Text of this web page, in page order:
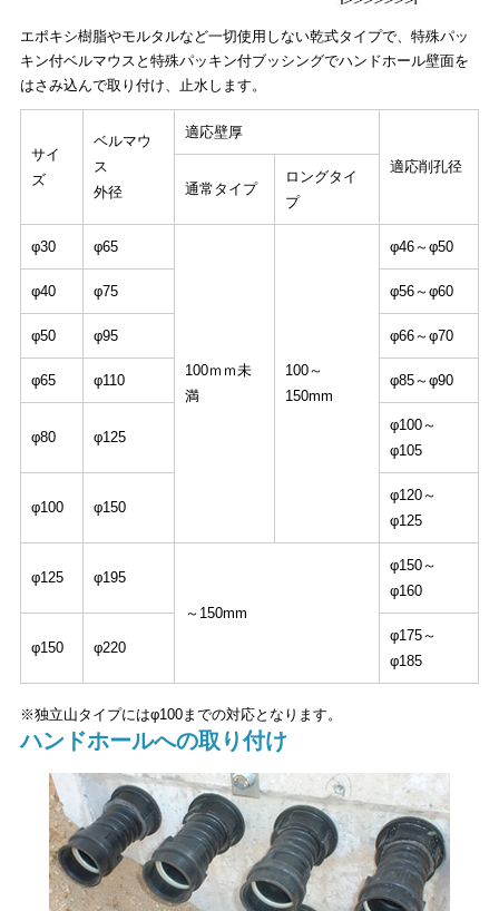
エポキシ樹脂やモルタルなど一切使用しない乾式タイプで、特殊パッ
キン付ベルマウスと特殊パッキン付ブッシングでハンドホール壁面を
はさみ込んで取り付け、止水します。
サイ
ズ
ベルマウ
ス
外径
適応壁厚
適応削孔径
通常タイプ
ロングタイ
プ
φ30 φ65
100ｍｍ未
満
100～
150mm
φ46～φ50
φ40 φ75 φ56～φ60
φ50 φ95 φ66～φ70
φ65 φ110 φ85～φ90
φ80 φ125
φ100～
φ105
φ100 φ150
φ120～
φ125
φ125 φ195
～150mm
φ150～
φ160
φ150 φ220
φ175～
φ185
※独立山タイプにはφ100までの対応となります。
ハンドホールへの取り付け